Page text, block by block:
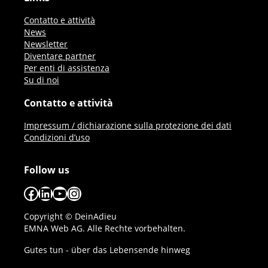
Contatto e attività
News
Newsletter
Diventare partner
Per enti di assistenza
Su di noi
Contatto e attività
Impressum / dichiarazione sulla protezione dei dati
Condizioni d’uso
Follow us
Facebook
LinkedIn
YouTube
Instagram
Copyright © DeinAdieu
EMNA Web AG. Alle Rechte vorbehalten.
Gutes tun - über das Lebensende hinweg